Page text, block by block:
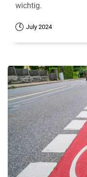
wichtig.
July 2024